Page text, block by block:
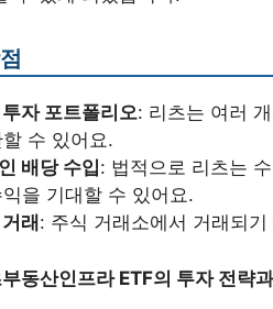
자 포트폴리오: 리츠는 여러
수 있어요.
배당 수입: 법적으로 리츠는
을 기대할 수 있어요.
래: 주식 거래소에서 거래되
동산인프라 ETF의 투자 전략